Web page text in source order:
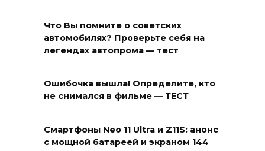
Что Вы помните о советских
автомобилях? Проверьте себя на
легендах автопрома — тест
Ошибочка вышла! Определите, кто
не снимался в фильме — ТЕСТ
Смартфоны Neo 11 Ultra и Z11S: анонс
с мощной батареей и экраном 144